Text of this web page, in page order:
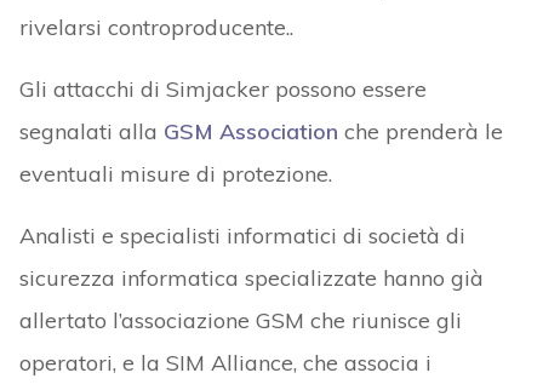
rivelarsi controproducente..
Gli attacchi di Simjacker possono essere
segnalati alla GSM Association che prenderà le
eventuali misure di protezione.
Analisti e specialisti informatici di società di
sicurezza informatica specializzate hanno già
allertato l’associazione GSM che riunisce gli
operatori, e la SIM Alliance, che associa i